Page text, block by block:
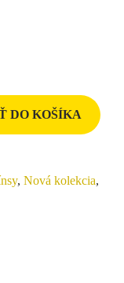
DO KOŠÍKA
, Nová kolekcia,